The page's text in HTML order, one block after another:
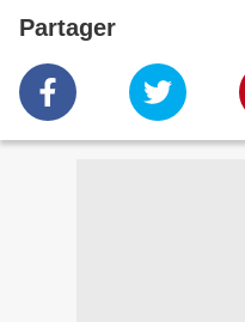
Partager